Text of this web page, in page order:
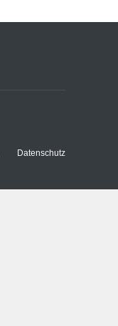
Datenschutz